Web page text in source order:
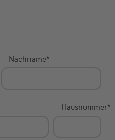
Nachname*
Hausnummer*